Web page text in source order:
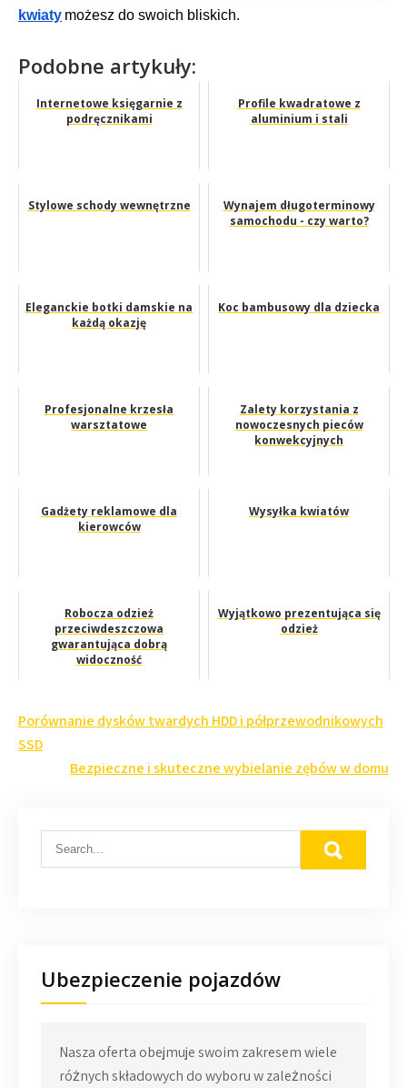
kwiaty możesz do swoich bliskich.
Podobne artykuły:
Internetowe księgarnie z
podręcznikami
Profile kwadratowe z
aluminium i stali
Stylowe schody wewnętrzne
Wynajem długoterminowy
samochodu - czy warto?
Eleganckie botki damskie na
każdą okazję
Koc bambusowy dla dziecka
Profesjonalne krzesła
warsztatowe
Zalety korzystania z
nowoczesnych pieców
konwekcyjnych
Gadżety reklamowe dla
kierowców
Wysyłka kwiatów
Robocza odzież
przeciwdeszczowa
gwarantująca dobrą
widoczność
Wyjątkowo prezentująca się
odzież
Nawigacja
wpisu
Porównanie dysków twardych HDD i półprzewodnikowych
SSD
Bezpieczne i skuteczne wybielanie zębów w domu
Ubezpieczenie pojazdów
Nasza oferta obejmuje swoim zakresem wiele
różnych składowych do wyboru w zależności